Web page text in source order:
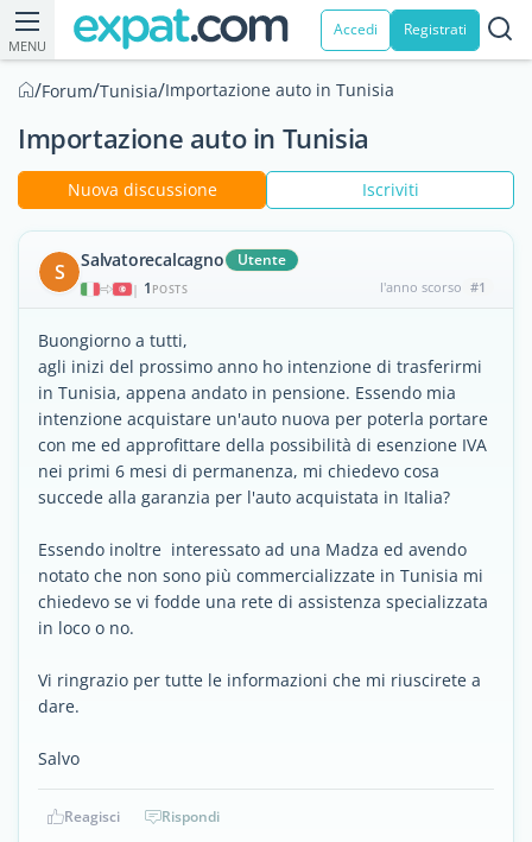
MENU
Accedi Registrati
/Forum/Tunisia/Importazione auto in Tunisia
Importazione auto in Tunisia
Nuova discussione Iscriviti
S Salvatorecalcagno Utente
| 1 POSTS l'anno scorso #1
Buongiorno a tutti,
agli inizi del prossimo anno ho intenzione di trasferirmi
in Tunisia, appena andato in pensione. Essendo mia
intenzione acquistare un'auto nuova per poterla portare
con me ed approfittare della possibilità di esenzione IVA
nei primi 6 mesi di permanenza, mi chiedevo cosa
succede alla garanzia per l'auto acquistata in Italia?
Essendo inoltre interessato ad una Madza ed avendo
notato che non sono più commercializzate in Tunisia mi
chiedevo se vi fodde una rete di assistenza specializzata
in loco o no.
Vi ringrazio per tutte le informazioni che mi riuscirete a
dare.
Salvo
Reagisci Rispondi